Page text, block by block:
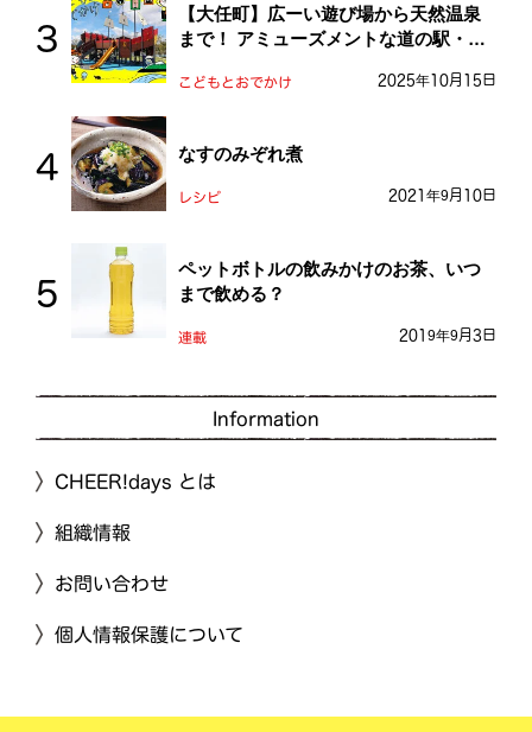
【大任町】広ーい遊び場から天然温泉
まで！ アミューズメントな道の駅・お
こどもとおでかけ 2025年10月15日
なすのみぞれ煮
レシピ 2021年9月10日
ペットボトルの飲みかけのお茶、いつ
まで飲める？
連載 2019年9月3日
Information
CHEER!days とは
組織情報
お問い合わせ
個人情報保護について